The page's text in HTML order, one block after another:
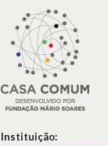
Instituição: